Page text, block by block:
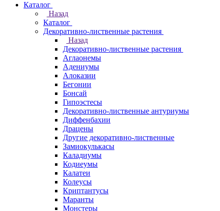
Каталог
Назад
Каталог
Декоративно-лиственные растения
Назад
Декоративно-лиственные растения
Аглаонемы
Адениумы
Алоказии
Бегонии
Бонсай
Гипоэстесы
Декоративно-лиственные антуриумы
Диффенбахии
Драцены
Другие декоративно-лиственные
Замиокулькасы
Каладиумы
Кодиеумы
Калатеи
Колеусы
Криптантусы
Маранты
Монстеры